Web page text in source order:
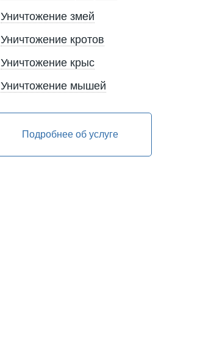
Уничтожение змей
Уничтожение кротов
Уничтожение крыс
Уничтожение мышей
Подробнее об услуге